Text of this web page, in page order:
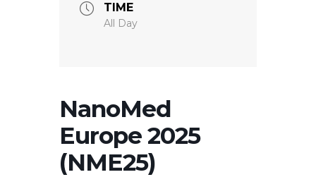
TIME
All Day
NanoMed
Europe 2025
(NME25)